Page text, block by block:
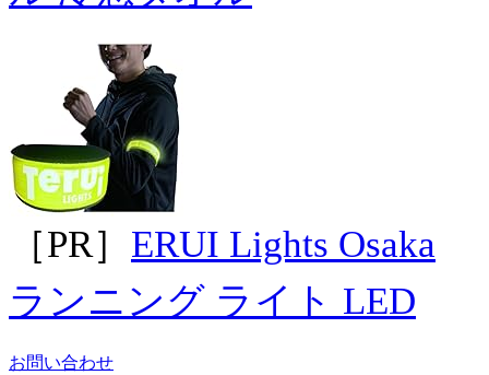
［PR］ ERUI Lights Osaka
ランニング ライト LED
お問い合わせ